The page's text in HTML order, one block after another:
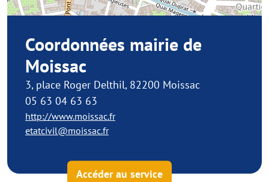
Coordonnées mairie de
Moissac
3, place Roger Delthil, 82200 Moissac
05 63 04 63 63
http://www.moissac.fr
etatcivil@moissac.fr
Accéder au service